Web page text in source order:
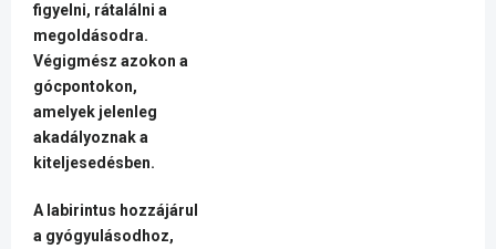
figyelni, rátalálni a
megoldásodra.
Végigmész azokon a
gócpontokon,
amelyek jelenleg
akadályoznak a
kiteljesedésben.
A labirintus hozzájárul
a gyógyulásodhoz,